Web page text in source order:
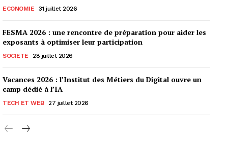
ECONOMIE 31 juillet 2026
FESMA 2026 : une rencontre de préparation pour aider les
exposants à optimiser leur participation
SOCIETE 28 juillet 2026
Vacances 2026 : l’Institut des Métiers du Digital ouvre un
camp dédié à l’IA
TECH ET WEB 27 juillet 2026